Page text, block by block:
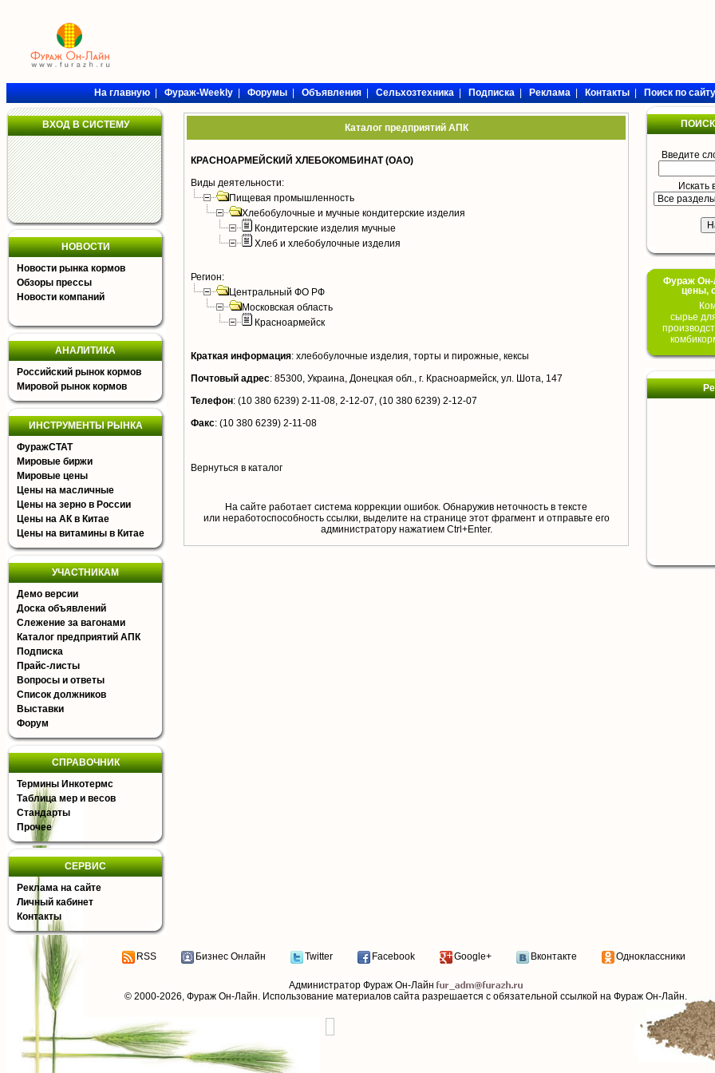
На главную|Фураж-Weekly|Форумы|Объявления|Сельхозтехника|Подписка|Реклама|Контакты|Поиск по сайту
ВХОД В СИСТЕМУ
НОВОСТИ
Новости рынка кормов
Обзоры прессы
Новости компаний
АНАЛИТИКА
Российский рынок кормов
Мировой рынок кормов
ИНСТРУМЕНТЫ РЫНКА
ФуражСТАТ
Мировые биржи
Мировые цены
Цены на масличные
Цены на зерно в России
Цены на АК в Китае
Цены на витамины в Китае
УЧАСТНИКАМ
Демо версии
Доска объявлений
Слежение за вагонами
Каталог предприятий АПК
Подписка
Прайс-листы
Вопросы и ответы
Список должников
Выставки
Форум
СПРАВОЧНИК
Термины Инкотермс
Таблица мер и весов
Стандарты
Прочее
СЕРВИС
Реклама на сайте
Личный кабинет
Контакты
Каталог предприятий АПК
КРАСНОАРМЕЙСКИЙ ХЛЕБОКОМБИНАТ (ОАО)
Виды деятельности:
Пищевая промышленность
Хлебобулочные и мучные кондитерские изделия
Кондитерские изделия мучные
Хлеб и хлебобулочные изделия
Регион:
Центральный ФО РФ
Московская область
Красноармейск
Краткая информация: хлебобулочные изделия, торты и пирожные, кексы
Почтовый адрес: 85300, Украина, Донецкая обл., г. Красноармейск, ул. Шота, 147
Телефон: (10 380 6239) 2-11-08, 2-12-07, (10 380 6239) 2-12-07
Факс: (10 380 6239) 2-11-08
Вернуться в каталог
На сайте работает система коррекции ошибок. Обнаружив неточность в тексте
или неработоспособность ссылки, выделите на странице этот фрагмент и отправьте его
aдминистратору нажатием Ctrl+Enter.
Введите
Искать
Фураж Он-
цены,
сырье
RSS Бизнес Онлайн Twitter Facebook Google+ Вконтакте Одноклассники
Администратор Фураж Он-Лайн
© 2000-2026, Фураж Он-Лайн. Использование материалов сайта разрешается с обязательной ссылкой на Фураж Он-Лайн.